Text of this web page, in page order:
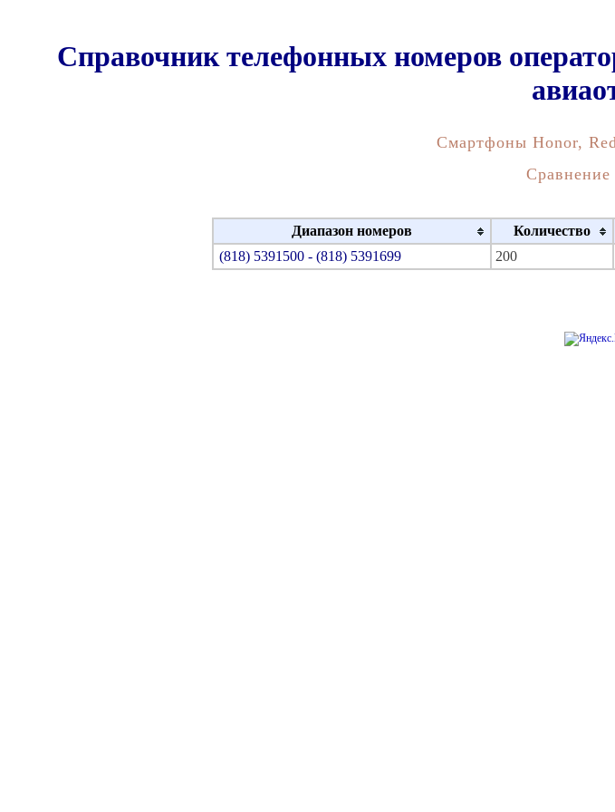
Справочник телефонных номеров
Смартфоны Honor,
Сравнение
Диапазон номеров Количество
(818) 5391500 - (818) 5391699
200